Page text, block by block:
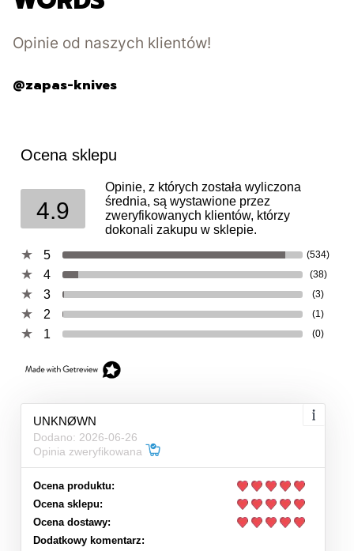
Opinie od naszych klientów!
@zapas-knives
Ocena sklepu
4.9
Opinie, z których została wyliczona
średnia, są wystawione przez
zweryfikowanych klientów, którzy
dokonali zakupu w sklepie.
5
(534)
4 (38)
3 (3)
2 (1)
1 (0)
UNKNØWN
Dodano: 2026-06-26
Opinia zweryfikowana
Ocena produktu:
Ocena sklepu:
Ocena dostawy:
Dodatkowy komentarz: